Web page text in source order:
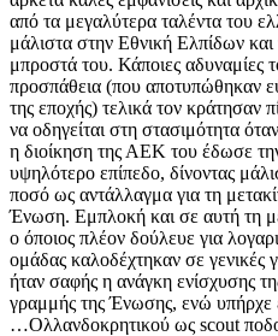
από τα μεγαλύτερα ταλέντα του
μάλιστα στην Εθνική Ελπίδων
μπροστά του. Κάποιες αδυναμίες
προσπάθεια (που αποτυπώθηκαν
της εποχής) τελικά τον κράτησαν
να οδηγείται στη στασιμότητα
η διοίκηση της ΑΕΚ του έδωσε
υψηλότερο επίπεδο, δίνοντας
ποσό ως αντάλλαγμα για τη
Ένωση. Εμπλοκή και σε αυτή τη
ο όποιος πλέον δούλευε για
ομάδας καλοδέχτηκαν σε
ήταν σαφής η ανάγκη ενίσχυσης
γραμμής της Ένωσης, ενώ υπήρχε
…Ολλανδοκρητικού ως scout